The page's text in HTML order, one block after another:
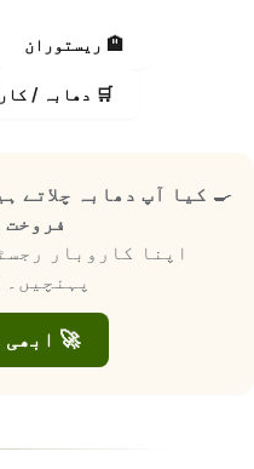
🏨 ریستوران
🛒 دھابہ /
🍳 کیا آپ دھابہ چلاتے
فروخت
اپنا کاروبار
پہنچیں۔
🚀 ابھی